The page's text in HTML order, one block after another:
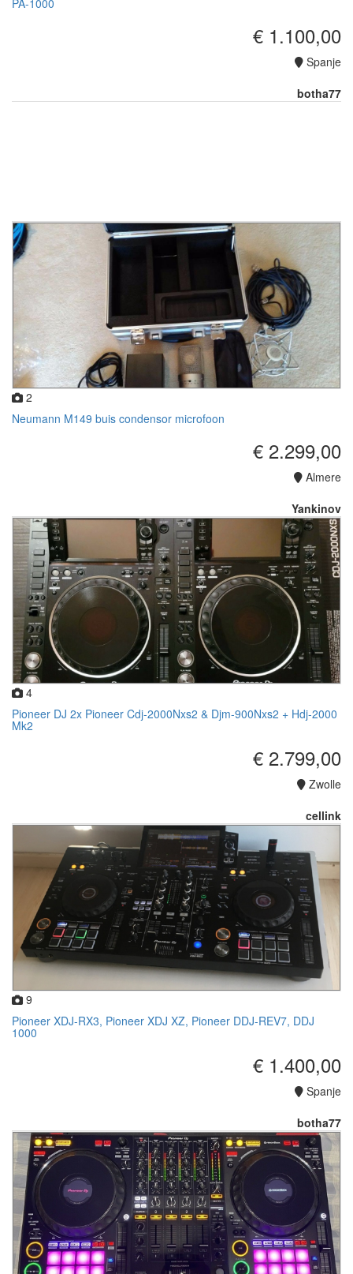
PA-1000
€ 1.100,00
Spanje
botha77
2
Neumann M149 buis condensor microfoon
€ 2.299,00
Almere
Yankinov
4
Pioneer DJ 2x Pioneer Cdj-2000Nxs2 & Djm-900Nxs2 + Hdj-2000
Mk2
€ 2.799,00
Zwolle
cellink
9
Pioneer XDJ-RX3, Pioneer XDJ XZ, Pioneer DDJ-REV7, DDJ
1000
€ 1.400,00
Spanje
botha77